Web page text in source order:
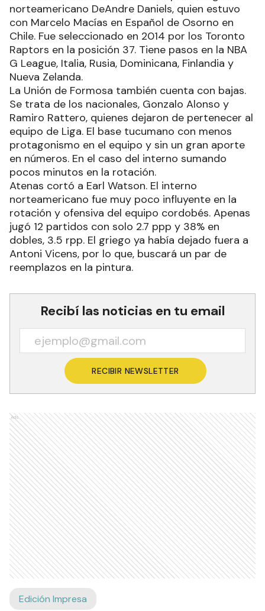
norteamericano DeAndre Daniels, quien estuvo
con Marcelo Macías en Español de Osorno en
Chile. Fue seleccionado en 2014 por los Toronto
Raptors en la posición 37. Tiene pasos en la NBA
G League, Italia, Rusia, Dominicana, Finlandia y
Nueva Zelanda.
La Unión de Formosa también cuenta con bajas.
Se trata de los nacionales, Gonzalo Alonso y
Ramiro Rattero, quienes dejaron de pertenecer al
equipo de Liga. El base tucumano con menos
protagonismo en el equipo y sin un gran aporte
en números. En el caso del interno sumando
pocos minutos en la rotación.
Atenas cortó a Earl Watson. El interno
norteamericano fue muy poco influyente en la
rotación y ofensiva del equipo cordobés. Apenas
jugó 12 partidos con solo 2.7 ppp y 38% en
dobles, 3.5 rpp. El griego ya había dejado fuera a
Antoni Vicens, por lo que, buscará un par de
reemplazos en la pintura.
Recibí las noticias en tu email
RECIBIR NEWSLETTER
Ads
Edición Impresa